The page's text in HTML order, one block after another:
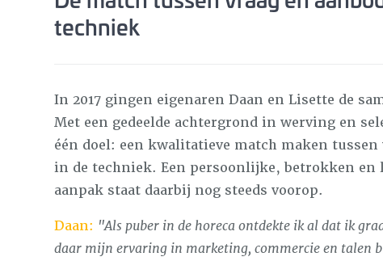
techniek
In 2017 gingen eigenaren Daan en Lisette de
Met een gedeelde achtergrond in werving en
één doel: een kwalitatieve match maken tussen
in de techniek. Een persoonlijke, betrokken en
aanpak staat daarbij nog steeds voorop.
Daan: "Als puber in de horeca ontdekte ik al dat ik
daar mijn ervaring in marketing, commercie en talen